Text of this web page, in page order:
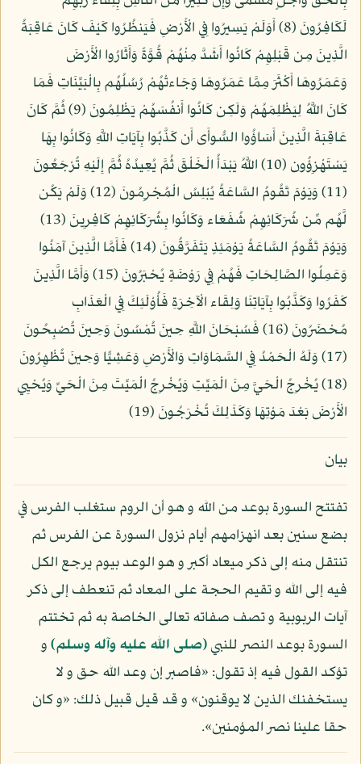
لَكَافِرُونَ (8) أَوَلَمْ يَسِيرُوا فِي الْأَرْضِ فَيَنظُرُوا كَيْفَ كَانَ عَاقِبَةُ
الَّذِينَ مِن قَبْلِهِمْ كَانُوا أَشَدَّ مِنْهُمْ قُوَّةً وَأَثَارُوا الْأَرْضَ
وَعَمَرُوهَا أَكْثَرَ مِمَّا عَمَرُوهَا وَجَاءتْهُمْ رُسُلُهُم بِالْبَيِّنَاتِ فَمَا
كَانَ اللَّهُ لِيَظْلِمَهُمْ وَلَكِن كَانُوا أَنفُسَهُمْ يَظْلِمُونَ (9) ثُمَّ كَانَ
عَاقِبَةَ الَّذِينَ أَسَاؤُوا السُّوأَى أَن كَذَّبُوا بِآيَاتِ اللَّهِ وَكَانُوا بِهَا
يَسْتَهْزِؤُون (10) اللَّهُ يَبْدَأُ الْخَلْقَ ثُمَّ يُعِيدُهُ ثُمَّ إِلَيْهِ تُرْجَعُونَ
(11) وَيَوْمَ تَقُومُ السَّاعَةُ يُبْلِسُ الْمُجْرِمُونَ (12) وَلَمْ يَكُن
لَّهُم مِّن شُرَكَائِهِمْ شُفَعَاء وَكَانُوا بِشُرَكَائِهِمْ كَافِرِينَ (13)
وَيَوْمَ تَقُومُ السَّاعَةُ يَوْمَئِذٍ يَتَفَرَّقُونَ (14) فَأَمَّا الَّذِينَ آمَنُوا
وَعَمِلُوا الصَّالِحَاتِ فَهُمْ فِي رَوْضَةٍ يُحْبَرُونَ (15) وَأَمَّا الَّذِينَ
كَفَرُوا وَكَذَّبُوا بِآيَاتِنَا وَلِقَاء الْآخِرَةِ فَأُوْلَئِكَ فِي الْعَذَابِ
مُحْضَرُونَ (16) فَسُبْحَانَ اللَّهِ حِينَ تُمْسُونَ وَحِينَ تُصْبِحُونَ
(17) وَلَهُ الْحَمْدُ فِي السَّمَاوَاتِ وَالْأَرْضِ وَعَشِيًّا وَحِينَ تُظْهِرُونَ
(18) يُخْرِجُ الْحَيَّ مِنَ الْمَيِّتِ وَيُخْرِجُ الْمَيِّتَ مِنَ الْحَيِّ وَيُحْيِي
الْأَرْضَ بَعْدَ مَوْتِهَا وَكَذَلِكَ تُخْرَجُونَ (19)
بيان
تفتتح السورة بوعد من الله و هو أن الروم ستغلب الفرس في
بضع سنين بعد انهزامهم أيام نزول السورة عن الفرس ثم
تنتقل منه إلى ذكر ميعاد أكبر و هو الوعد بيوم يرجع الكل
فيه إلى الله و تقيم الحجة على المعاد ثم تنعطف إلى ذكر
آيات الربوبية و تصف صفاته تعالى الخاصة به ثم تختتم
السورة بوعد النصر للنبي(صلى الله عليه وآله وسلم)و
تؤكد القول فيه إذ تقول: «فاصبر إن وعد الله حق و لا
يستخفنك الذين لا يوقنون» و قد قيل قبيل ذلك: «و كان
حقا علينا نصر المؤمنين».